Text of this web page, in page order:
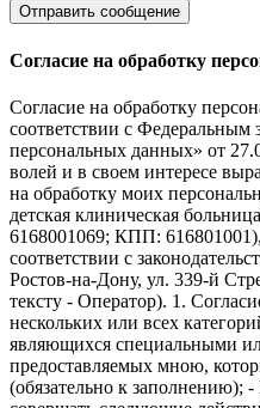
Согласие на обработку
Согласие на обработку
соответствии с
персональных данных» от
волей и в своем интересе
на обработку моих
детская клиническая
6168001069; КПП:
соответствии с
Ростов-на-Дону, ул. 339-й
тексту - Оператор). 1.
нескольких или всех
являющихся специальными
предоставляемых мною,
(обязательно к